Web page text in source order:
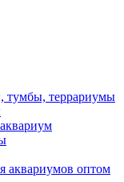
тумбы, террариумы
аквариумов оптом